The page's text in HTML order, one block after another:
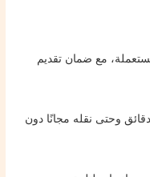
مع ضمان تقديم
دقائق وحتى نقله مجانًا دون